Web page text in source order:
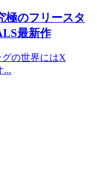
極のフリースタ
最新作
の世界にはX
...